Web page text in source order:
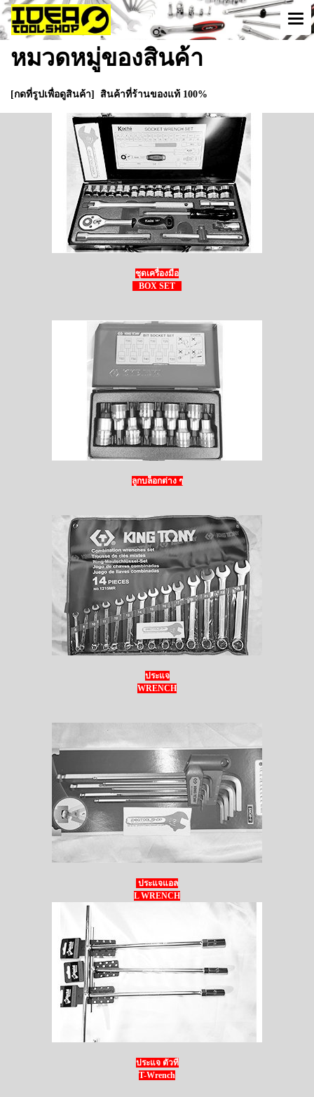
หมวดหมู่ของสินค้า
[กดที่รูปเพื่อดูสินค้า] สินค้าที่ร้านของแท้ 100%
ชุดเครื่องมือ
BOX SET
ลูกบล็อกต่าง ๆ
ประแจ
WRENCH
ประแจแอล
L WRENCH
ประแจ ตัวที
T-Wrench